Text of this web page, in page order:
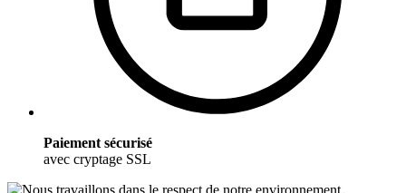
Paiement sécurisé
avec cryptage SSL